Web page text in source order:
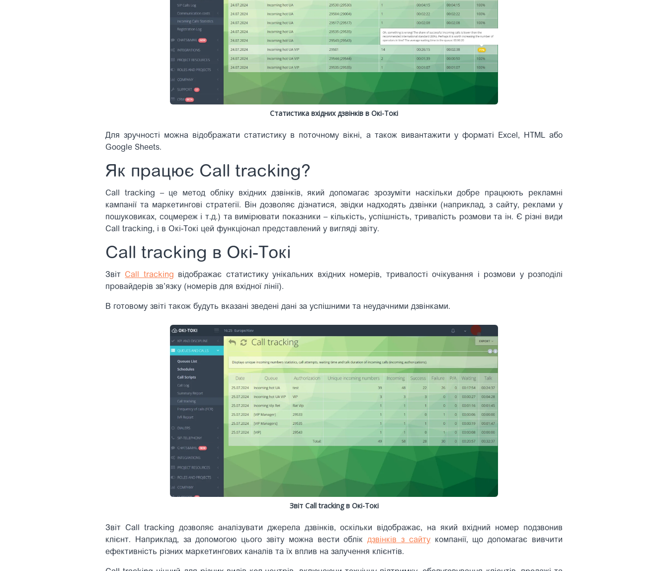
Статистика вхідних дзвінків в Окі-Токі
Для зручності можна відображати статистику в поточному вікні, а також вивантажити у форматі Excel, HTML або
Google Sheets.
Як працює Call tracking?
Call tracking – це метод обліку вхідних дзвінків, який допомагає зрозуміти наскільки добре працюють рекламні
кампанії та маркетингові стратегії. Він дозволяє дізнатися, звідки надходять дзвінки (наприклад, з сайту, реклами у
пошуковиках, соцмереж і т.д.) та вимірювати показники – кількість, успішність, тривалість розмови та ін. Є різні види
Call tracking, і в Окі-Токі цей функціонал представлений у вигляді звіту.
Call tracking в Окі-Токі
Звіт Call tracking відображає статистику унікальних вхідних номерів, тривалості очікування і розмови у розподілі
провайдерів зв’язку (номерів для вхідної лінії).
В готовому звіті також будуть вказані зведені дані за успішними та неудачними дзвінками.
Звіт Call tracking в Окі-Токі
Звіт Call tracking дозволяє аналізувати джерела дзвінків, оскільки відображає, на який вхідний номер подзвонив
клієнт. Наприклад, за допомогою цього звіту можна вести облікдзвінків з сайтукомпанії, що допомагає вивчити
ефективність різних маркетингових каналів та їх вплив на залучення клієнтів.